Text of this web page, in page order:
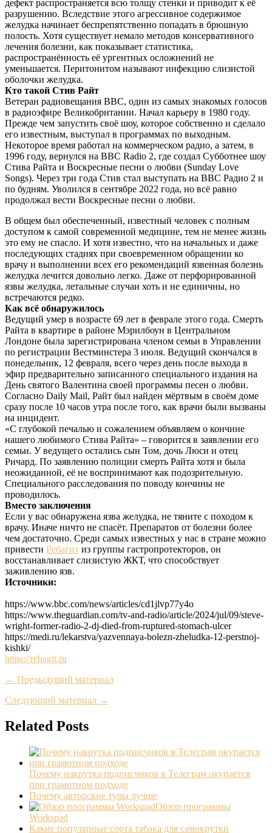
дефект распространяется всю толщу стенки и приводит к её
разрушению. Вследствие этого агрессивное содержимое
желудка начинает беспрепятственно попадать в брюшную
полость. Хотя существует немало методов консервативного
лечения болезни, как показывает статистика,
распространённость её ургентных осложнений не
уменьшается. Перитонитом называют инфекцию слизистой
оболочки желудка.
Кто такой Стив Райт
Ветеран радиовещания BBC, один из самых знакомых голосов
в радиоэфире Великобритании. Начал карьеру в 1980 году.
Прежде чем запустить своё шоу, которое собственно и сделало
его известным, выступал в программах по выходным.
Некоторое время работал на коммерческом радио, а затем, в
1996 году, вернулся на BBC Radio 2, где создал Субботнее шоу
Стива Райта и Воскресные песни о любви (Sunday Love
Songs). Через три года Стив стал выступать на BBC Радио 2 и
по будням. Уволился в сентябре 2022 года, но всё равно
продолжал вести Воскресные песни о любви.
В общем был обеспеченный, известный человек с полным
доступом к самой современной медицине, тем не менее жизнь
это ему не спасло. И хотя известно, что на начальных и даже
последующих стадиях при своевременном обращении ко
врачу и выполнении всех его рекомендаций язвенная болезнь
желудка лечится довольно легко. Даже от перфорированной
язвы желудка, летальные случаи хоть и не единичны, но
встречаются редко.
Как всё обнаружилось
Ведущий умер в возрасте 69 лет в феврале этого года. Смерть
Райта в квартире в районе Мэрилбоун в Центральном
Лондоне была зарегистрирована членом семьи в Управлении
по регистрации Вестминстера 3 июля. Ведущий скончался в
понедельник, 12 февраля, всего через день после выхода в
эфир предварительно записанного специального издания на
День святого Валентина своей программы песен о любви.
Согласно Daily Mail, Райт был найден мёртвым в своём доме
сразу после 10 часов утра после того, как врачи были вызваны
на инцидент.
«С глубокой печалью и сожалением объявляем о кончине
нашего любимого Стива Райта» – говорится в заявлении его
семьи. У ведущего остались сын Том, дочь Люси и отец
Ричард. По заявлению полиции смерть Райта хотя и была
неожиданной, её не воспринимают как подозрительную.
Специального расследования по поводу кончины не
проводилось.
Вместо заключения
Если у вас обнаружена язва желудка, не тяните с походом к
врачу. Иначе ничто не спасёт. Препаратов от болезни более
чем достаточно. Среди самых известных у нас в стране можно
привести Ребагит из группы гастропротекторов, он
восстанавливает слизистую ЖКТ, что способствует
заживлению язв.
Источники:
https://www.bbc.com/news/articles/cd1jlvp77y4o
https://www.theguardian.com/tv-and-radio/article/2024/jul/09/steve-
wright-former-radio-2-dj-died-from-ruptured-stomach-ulcer
https://medi.ru/lekarstva/yazvennaya-bolezn-zheludka-12-perstnoj-
kishki/
https://rebagit.ru
← Предыдущий материал
Следующий материал →
Related Posts
Почему накрутка подписчиков в Телеграм окупается
при грамотном подходе
Почему авторские туры лучше
Обзор программы
Workspad
Какие популярные сорта табака для самокрутки